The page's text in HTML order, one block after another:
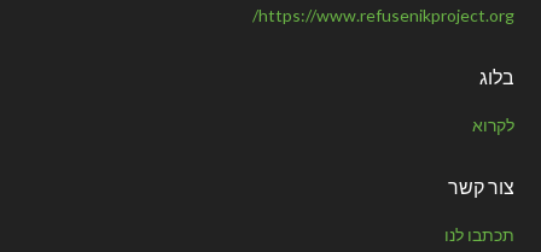
https://www.refusenikproject.org/
בלוג
לקרוא
צור קשר
תכתבו לנו